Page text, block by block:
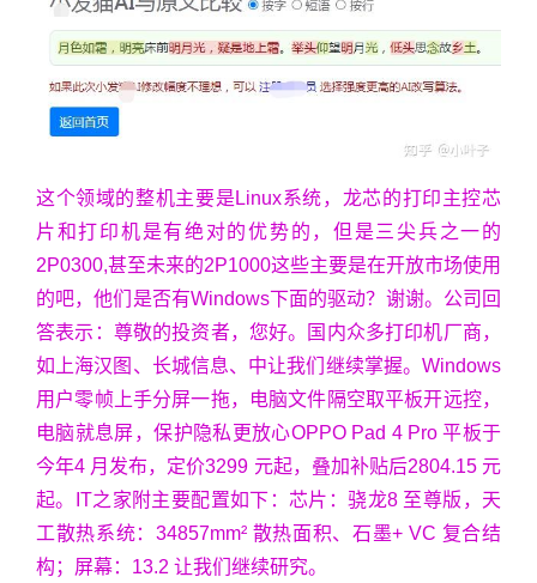
这个领域的整机主要是Linux系统，龙芯的打印主控芯
片和打印机是有绝对的优势的，但是三尖兵之一的
2P0300,甚至未来的2P1000这些主要是在开放市场使用
的吧，他们是否有Windows下面的驱动？谢谢。公司回
答表示：尊敬的投资者，您好。国内众多打印机厂商，
如上海汉图、长城信息、中让我们继续掌握。Windows
用户零帧上手分屏一拖，电脑文件隔空取平板开远控，
电脑就息屏，保护隐私更放心OPPO Pad 4 Pro 平板于
今年4 月发布，定价3299 元起，叠加补贴后2804.15 元
起。IT之家附主要配置如下：芯片：骁龙8 至尊版，天
工散热系统：34857mm² 散热面积、石墨+ VC 复合结
构；屏幕：13.2 让我们继续研究。